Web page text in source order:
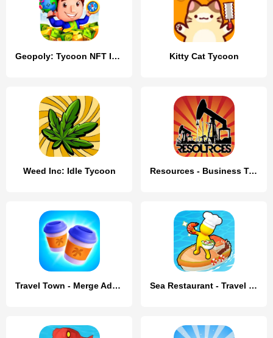
Geopoly: Tycoon NFT Idle Game Kitty Cat Tycoon
Weed Inc: Idle Tycoon Resources - Business Tycoon
Travel Town - Merge Adventure Sea Restaurant - Travel Tycoon